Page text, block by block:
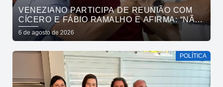
VENEZIANO PARTICIPA DE REUNIÃO COM
CÍCERO E FÁBIO RAMALHO E AFIRMA: “NÃO
ESTAMOS COMPRANDO CONSCIÊNCIAS,
MAS MOSTRANDO TRABALHO
6 de agosto de 2026
POLÍTICA